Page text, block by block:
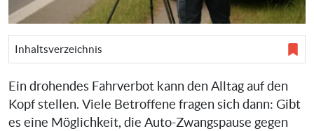
Inhaltsverzeichnis
Ein drohendes Fahrverbot kann den Alltag auf den
Kopf stellen. Viele Betroffene fragen sich dann: Gibt
es eine Möglichkeit, die Auto-Zwangspause gegen